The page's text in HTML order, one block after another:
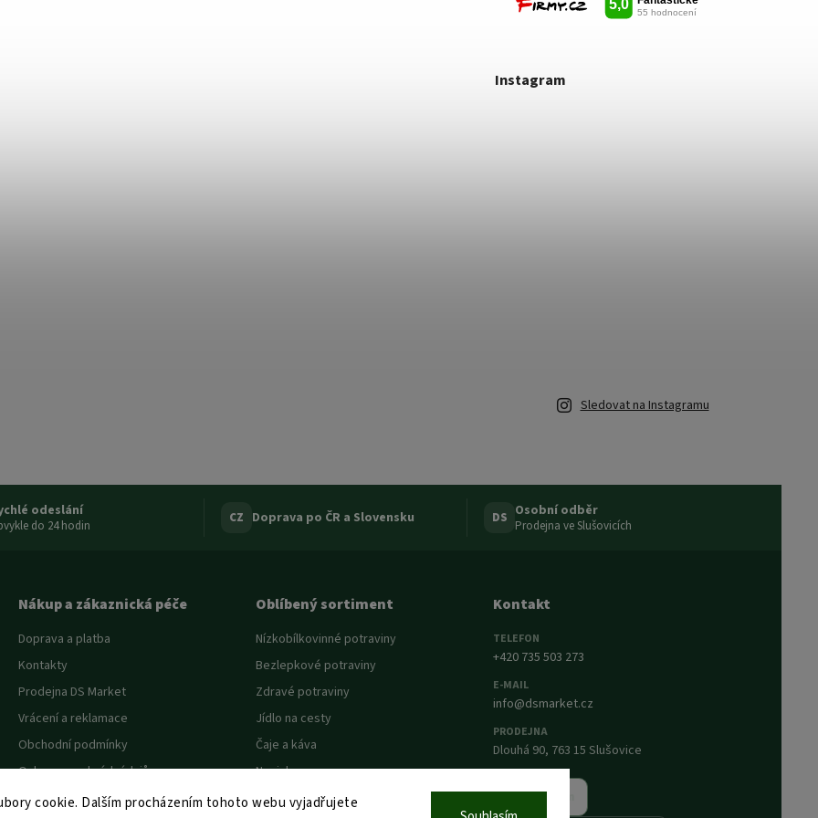
cookie. Dalším procházením tohoto webu vyjadřujete
Instagram
Sledovat na Instagramu
odeslání
do 24 hodin CZ Doprava po ČR a Slovensku DS Osobní odběr
Prodejna ve Slušovicích
Nákup a zákaznická péče
Doprava a platba
Kontakty
Prodejna DS Market
Vrácení a reklamace
Obchodní podmínky
Ochrana osobních údajů
Oblíbený sortiment
Nízkobílkovinné potraviny
Bezlepkové potraviny
Zdravé potraviny
Jídlo na cesty
Čaje a káva
Novinky
Akce a slevy
Kontakt
TELEFON
+420 735 503 273
E-MAIL
info@dsmarket.cz
PRODEJNA
Dlouhá 90, 763 15 Slušovice
Napsat nám